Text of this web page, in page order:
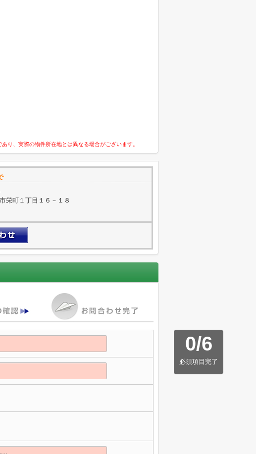
り、実際の物件所在地とは異なる場合がございます。
栄町１丁目１６－１８
0/6
必須項目完了